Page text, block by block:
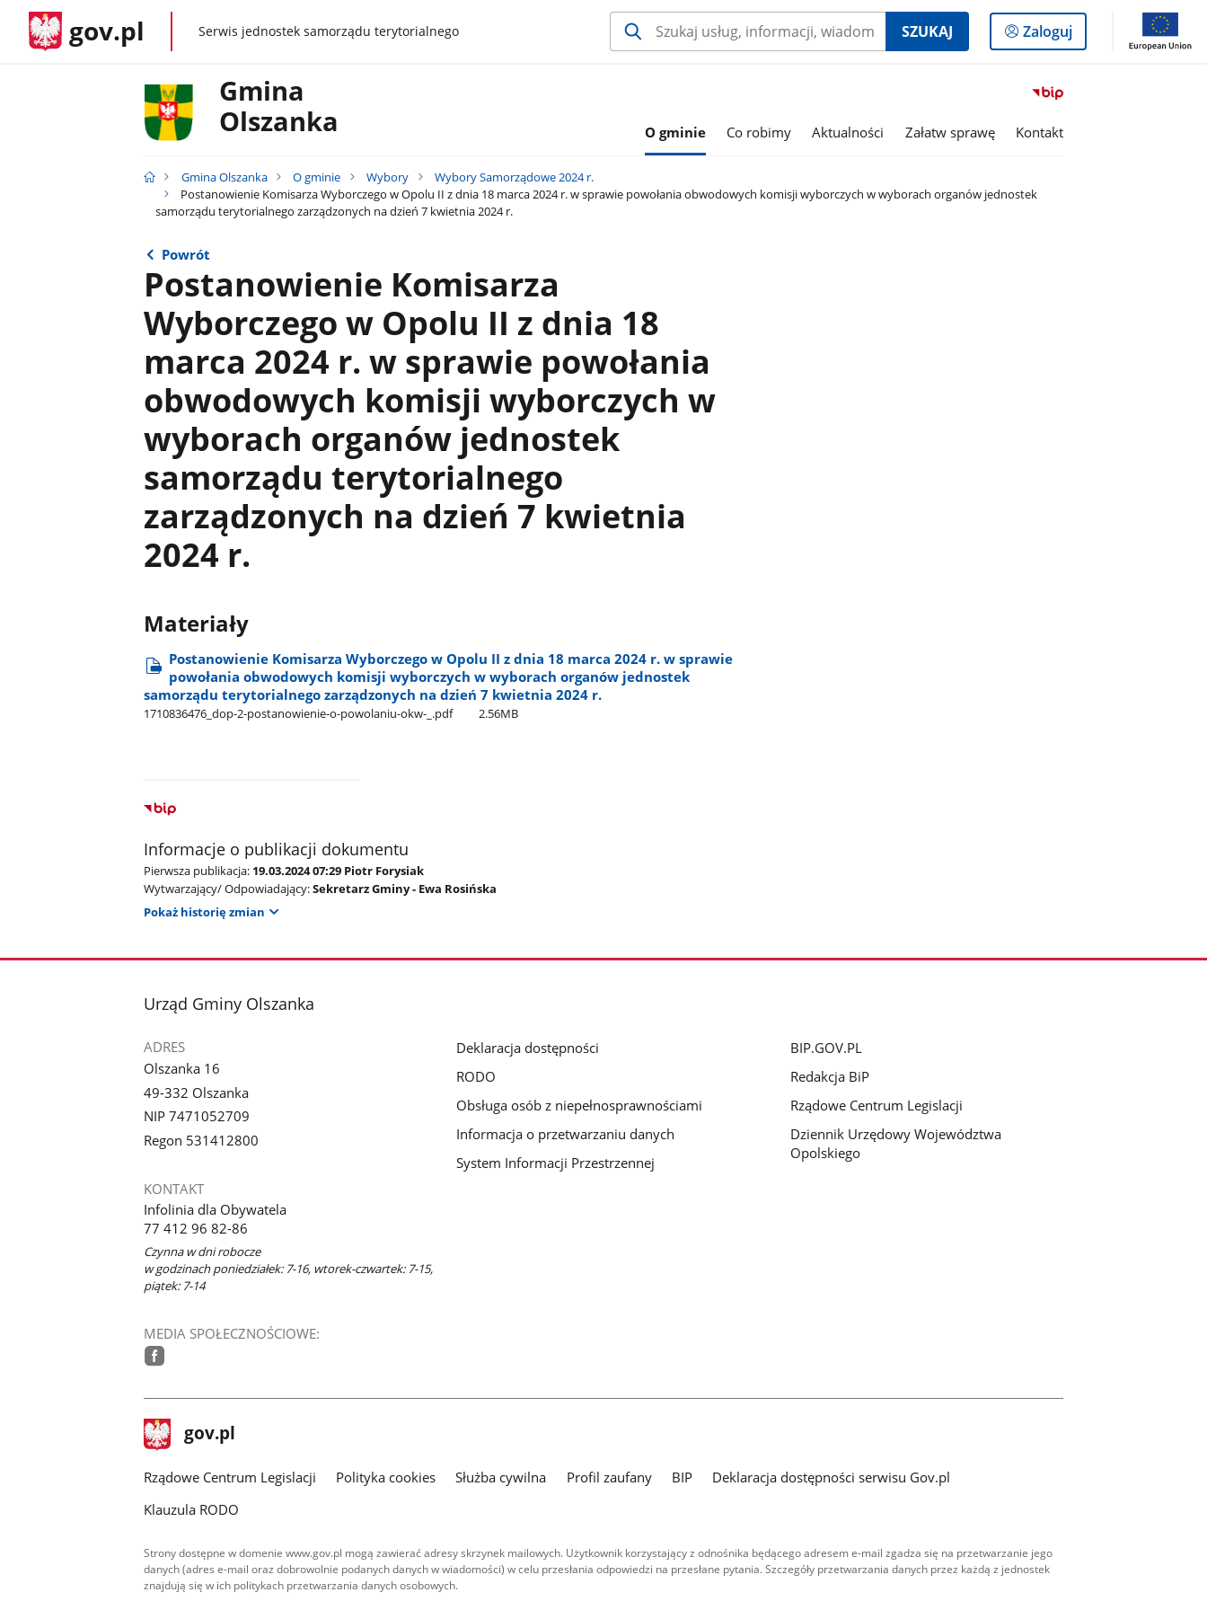
gov.pl gov.plSerwis jednostek samorządu terytorialnego SZUKAJ
Logowanie
do
Zaloguj
Przejdź
serwisu
Publicznej
Gmina
Olszanka
O gminie Co robimy Aktualności Załatw sprawę Kontakt
Gmina Olszanka O gminie Wybory
Wybory Samorządowe 2024 r.
Postanowienie Komisarza Wyborczego w Opolu II z dnia 18 marca 2024 r. w sprawie powołania obwodowych komisji wyborczych w wyborach organów jednostek
samorządu terytorialnego zarządzonych na dzień 7 kwietnia 2024 r.
Powrót
Postanowienie Komisarza
Wyborczego w Opolu II z dnia 18
marca 2024 r. w sprawie powołania
obwodowych komisji wyborczych w
wyborach organów jednostek
samorządu terytorialnego
zarządzonych na dzień 7 kwietnia
2024 r.
Materiały
Postanowienie Komisarza Wyborczego w Opolu II z dnia 18 marca 2024 r. w sprawie
powołania obwodowych komisji wyborczych w wyborach organów jednostek
samorządu terytorialnego zarządzonych na dzień 7 kwietnia 2024 r.
1710836476​_dop-2-postanowienie-o-powolaniu-okw-​_.pdf 2.56MB
Informacje o publikacji dokumentu
Pierwsza publikacja: 19.03.2024 07:29 Piotr Forysiak
Wytwarzający/ Odpowiadający:Sekretarz Gminy - Ewa Rosińska
Pokaż historię zmian
stopka
Urząd Gminy Olszanka
ADRES
Olszanka 16
49-332 Olszanka
NIP 7471052709
Regon 531412800
KONTAKT
Infolinia dla Obywatela
77 412 96 82-86
Czynna w dni robocze
w godzinach poniedziałek: 7-16, wtorek-czwartek: 7-15,
piątek: 7-14
MEDIA SPOŁECZNOŚCIOWE:
Deklaracja dostępności
RODO
Obsługa osób z niepełnosprawnościami
Informacja o przetwarzaniu danych
System Informacji Przestrzennej
BIP.GOV.PL
Redakcja BiP
Rządowe Centrum Legislacji
Dziennik Urzędowy Województwa
Opolskiego
stopka
gov.pl Strona
gov.pl
Rządowe Centrum Legislacji Polityka cookies Służba cywilna Profil zaufany BIP
Deklaracja dostępności serwisu Gov.pl
Klauzula RODO
Strony dostępne w domenie www.gov.pl mogą zawierać adresy skrzynek mailowych. Użytkownik korzystający z odnośnika będącego adresem e-mail zgadza się na przetwarzanie jego
danych (adres e-mail oraz dobrowolnie podanych danych w wiadomości) w celu przesłania odpowiedzi na przesłane pytania. Szczegóły przetwarzania danych przez każdą z jednostek
znajdują się w ich politykach przetwarzania danych osobowych.